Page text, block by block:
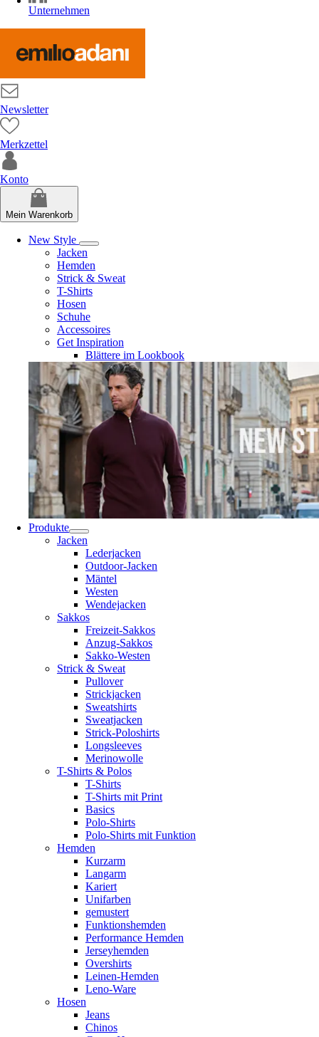
Unternehmen
Newsletter
Merkzettel
Konto
Mein Warenkorb
New Style
Jacken
Hemden
Strick & Sweat
T-Shirts
Hosen
Schuhe
Accessoires
Get Inspiration
Blättere im Lookbook
Produkte
Jacken
Lederjacken
Outdoor-Jacken
Mäntel
Westen
Wendejacken
Sakkos
Freizeit-Sakkos
Anzug-Sakkos
Sakko-Westen
Strick & Sweat
Pullover
Strickjacken
Sweatshirts
Sweatjacken
Strick-Poloshirts
Longsleeves
Merinowolle
T-Shirts & Polos
T-Shirts
T-Shirts mit Print
Basics
Polo-Shirts
Polo-Shirts mit Funktion
Hemden
Kurzarm
Langarm
Kariert
Unifarben
gemustert
Funktionshemden
Performance Hemden
Jerseyhemden
Overshirts
Leinen-Hemden
Leno-Ware
Hosen
Jeans
Chinos